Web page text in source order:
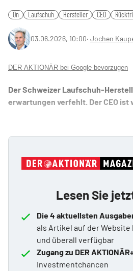
On Laufschuh Hersteller CEO
03.06.2026, 10:00‧ Jochen
DER AKTIONÄR bei Google bevorzugen
Der Schweizer Laufschuh-
erwartungen verfehlt. Der CEO ist
Lesen Sie
Die 4 aktuellsten
als Artikel auf der
und überall verfügbar
Zugang zu DER
Investmentchancen